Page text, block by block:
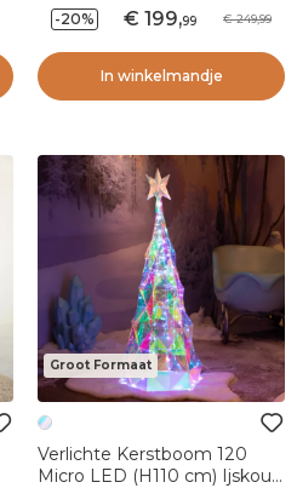
-20% 199,99 249,99
In winkelmandje
Groot Formaat
Verlichte Kerstboom 120
Micro LED (H110 cm) Ijskoud